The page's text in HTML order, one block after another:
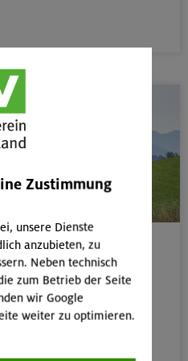
mit öffentlichen
erkennst du an dem
Zustimmung
unsere Dienste
anzubieten, zu
Neben technisch
zum Betrieb der Seite
wir Google
weiter zu optimieren.